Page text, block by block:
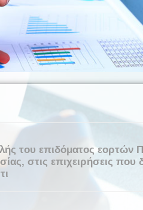
του επιδόματος εορτών
στις επιχειρήσεις που